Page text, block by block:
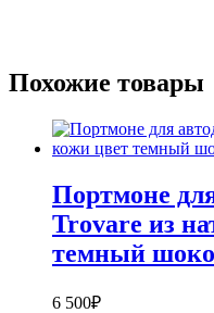
Похожие товары
Портмоне
Trovare из
темный
6 500₽